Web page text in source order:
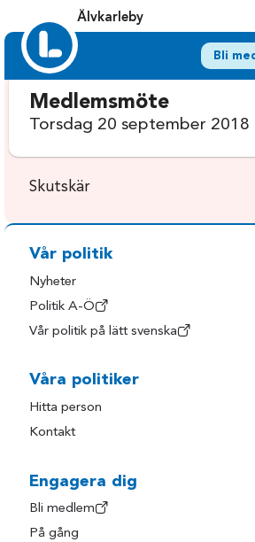
Älvkarleby
Bli
Medlemsmöte
Torsdag 20 september 2018
Skutskär
Vår politik
Nyheter
Politik A-Ö
Vår politik på lätt svenska
Våra politiker
Hitta person
Kontakt
Engagera dig
Bli medlem
På gång